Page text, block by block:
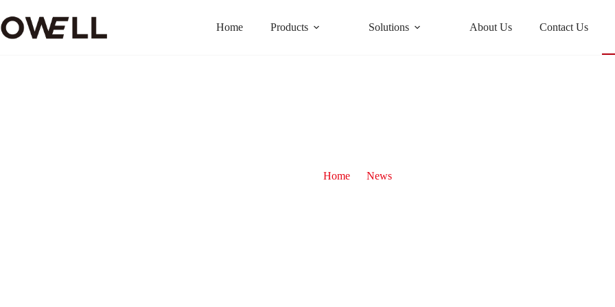
Home Products Solutions About Us Contact Us
Home
News